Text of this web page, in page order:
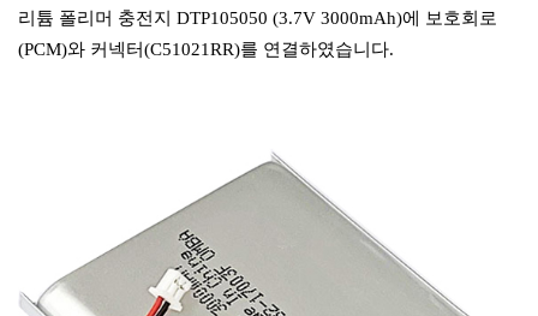
리튬 폴리머 충전지 DTP105050 (3.7V 3000mAh)에 보호회로
(PCM)와 커넥터(C51021RR)를 연결하였습니다.